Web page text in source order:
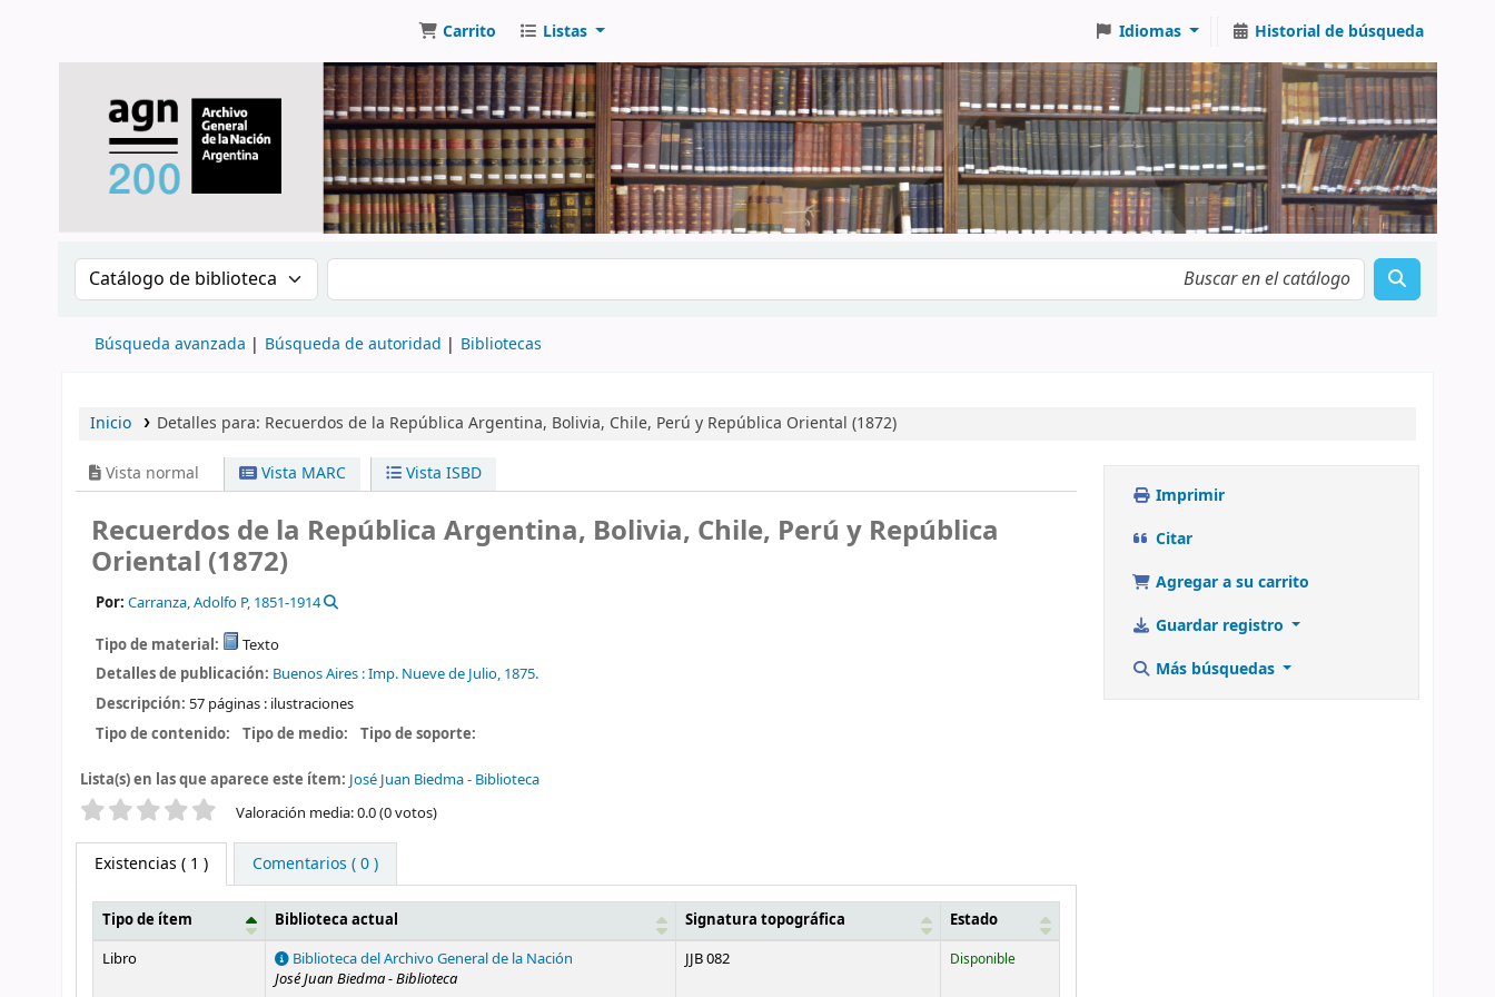
Carrito Listas Idiomas Historial de búsqueda
Buscar en el catálogo por: Buscar en el catálogo
Búsqueda avanzada Búsqueda de autoridad Bibliotecas
Inicio Detalles para: Recuerdos de la República Argentina, Bolivia, Chile, Perú y República Oriental (1872)
Vista normal Vista MARC Vista ISBD
Recuerdos de la República Argentina, Bolivia, Chile, Perú y República
Oriental (1872)
Por: Carranza, Adolfo P, 1851-1914
Tipo de material:
Texto
Detalles de publicación: Buenos Aires :Imp. Nueve de Julio, 1875.
Descripción: 57 páginas : ilustraciones
Tipo de contenido:
Tipo de medio: Tipo de soporte:
Lista(s) en las que aparece este ítem: José Juan Biedma - Biblioteca
Valoración Valoración media: 0.0 (0 votos)
Existencias ( 1 ) Comentarios ( 0 )
Existencias
Tipo de ítem Biblioteca actual Signatura topográfica
Estado
Libro
Biblioteca del Archivo General de la Nación
José Juan Biedma - Biblioteca
JJB 082 Disponible
Imprimir
Citar
Agregar a su carrito
Guardar registro
Más búsquedas